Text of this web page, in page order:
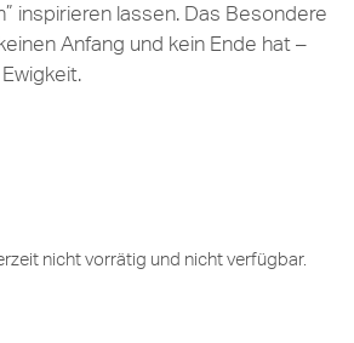
inspirieren lassen. Das Besondere
Anfang und kein Ende hat –
nicht vorrätig und nicht verfügbar.